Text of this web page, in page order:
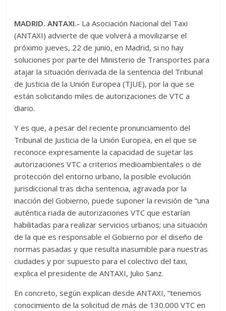
MADRID. ANTAXI.- La Asociación Nacional del Taxi
(ANTAXI) advierte de que volverá a movilizarse el
próximo jueves, 22 de junio, en Madrid, si no hay
soluciones por parte del Ministerio de Transportes para
atajar la situación derivada de la sentencia del Tribunal
de Justicia de la Unión Europea (TJUE), por la que se
están solicitando miles de autorizaciones de VTC a
diario.
Y es que, a pesar del reciente pronunciamiento del
Tribunal de Justicia de la Unión Europea, en el que se
reconoce expresamente la capacidad de sujetar las
autorizaciones VTC a criterios medioambientales o de
protección del entorno urbano, la posible evolución
jurisdiccional tras dicha sentencia, agravada por la
inacción del Gobierno, puede suponer la revisión de “una
auténtica riada de autorizaciones VTC que estarían
habilitadas para realizar servicios urbanos; una situación
de la que es responsable el Gobierno por el diseño de
normas pasadas y que resulta inasumible para nuestras
ciudades y por supuesto para el colectivo del taxi,
explica el presidente de ANTAXI, Julio Sanz.
En concreto, según explican desde ANTAXI, “tenemos
conocimiento de la solicitud de más de 130.000 VTC en